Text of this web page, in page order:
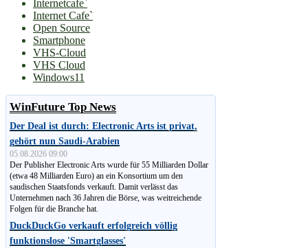
Internetcafe`
Internet Cafe`
Open Source
Smartphone
VHS-Cloud
VHS Cloud
Windows11
WinFuture Top News
Der Deal ist durch: Electronic Arts ist privat,
gehört nun Saudi-Arabien
05.08.2026 09:00
Der Publisher Electronic Arts wurde für 55 Milliarden Dollar
(etwa 48 Milliarden Euro) an ein Konsortium um den
saudischen Staatsfonds verkauft. Damit verlässt das
Unternehmen nach 36 Jahren die Börse, was weitreichende
Folgen für die Branche hat.
DuckDuckGo verkauft erfolgreich völlig
funktionslose 'Smartglasses'